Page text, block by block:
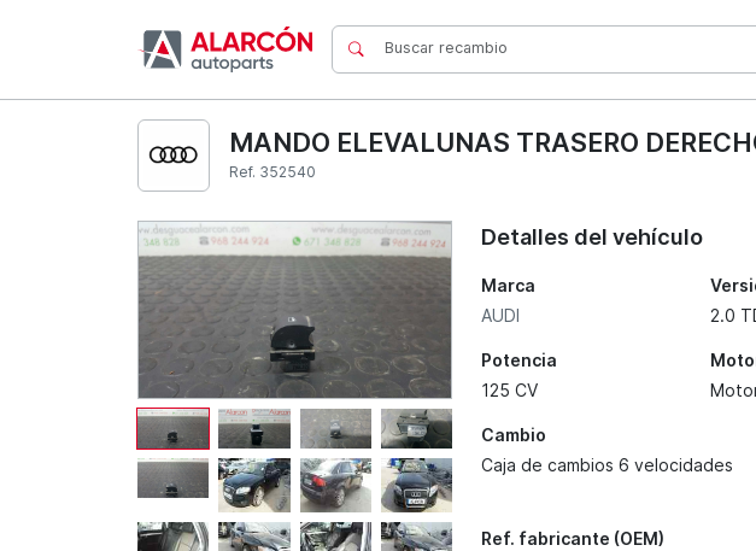
MANDO ELEVALUNAS TRASERO
Ref. 352540
Detalles del vehículo
Marca
AUDI
2.0
Potencia
125 CV
Cambio
Caja de cambios 6 velocidades
Ref. fabricante (OEM)